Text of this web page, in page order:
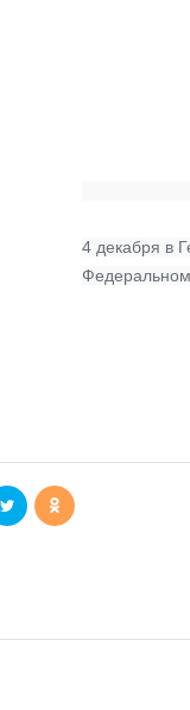
4 декабря в